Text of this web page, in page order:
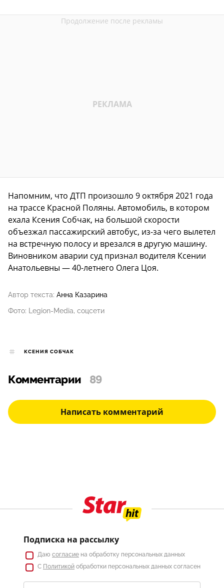
Напомним, что ДТП произошло 9 октября 2021 года
на трассе Красной Поляны. Автомобиль, в котором
ехала Ксения Собчак, на большой скорости
объезжал пассажирский автобус, из-за чего вылетел
на встречную полосу и врезался в другую машину.
Виновником аварии суд признал водителя Ксении
Анатольевны — 40-летнего Олега Цоя.
Автор текста: Анна Казарина
Фото: Legion-Media, соцсети
КСЕНИЯ СОБЧАК
Комментарии 89
Написать комментарий
Подписка на рассылку
Даю согласие на обработку персональных данных
С Политикой обработки персональных данных согласен